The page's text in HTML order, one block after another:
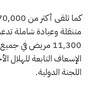
متنقلة وعيادة شاملة
11,300 مريض في
الإسعاف التابعة للهلال
اللجنة الدولية.